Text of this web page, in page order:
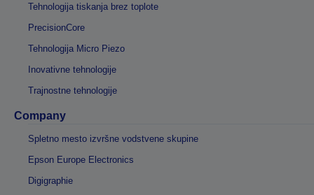
Tehnologija tiskanja brez toplote
PrecisionCore
Tehnologija Micro Piezo
Inovativne tehnologije
Trajnostne tehnologije
Company
Spletno mesto izvršne vodstvene skupine
Epson Europe Electronics
Digigraphie